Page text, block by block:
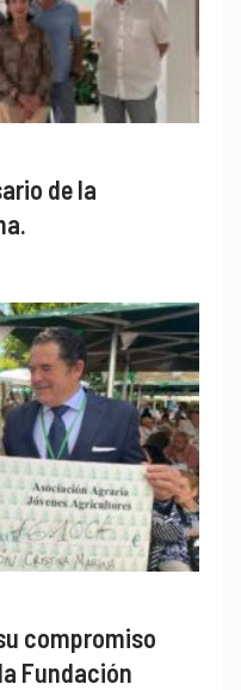
de la
compromiso
Fundación